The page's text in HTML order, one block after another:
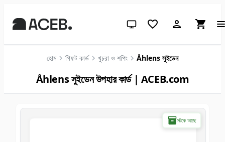
সিস্টেম থিম (লাইটের জন্য ক্লিক করুন)
হোম গিফট কার্ড খুচরা ও শপিং Åhlens সুইডেন
Åhlens সুইডেন উপহার কার্ড | ACEB.com
স্টকে আছে